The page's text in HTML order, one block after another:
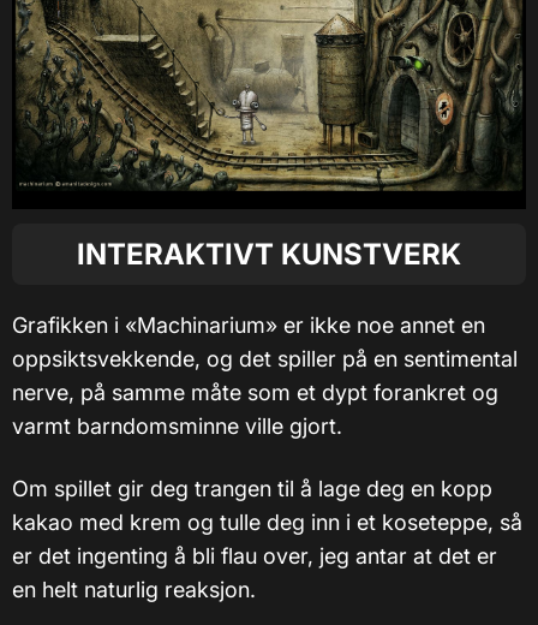
INTERAKTIVT KUNSTVERK
Grafikken i «Machinarium» er ikke noe annet en
oppsiktsvekkende, og det spiller på en sentimental
nerve, på samme måte som et dypt forankret og
varmt barndomsminne ville gjort.
Om spillet gir deg trangen til å lage deg en kopp
kakao med krem og tulle deg inn i et koseteppe, så
er det ingenting å bli flau over, jeg antar at det er
en helt naturlig reaksjon.